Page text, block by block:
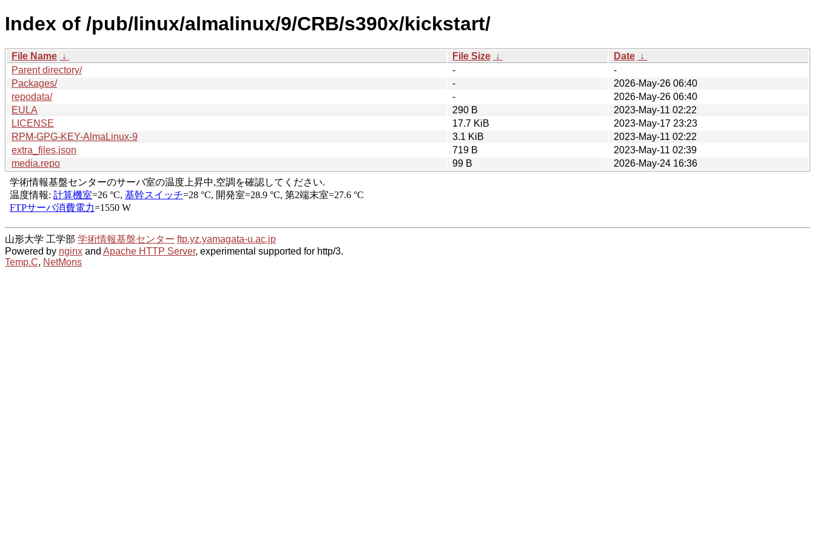
Index of /pub/linux/almalinux/9/CRB/s390x/kickstart/
File Name ↓ File Size ↓ Date ↓
Parent directory/
-
-
Packages/
-
2026-May-26 06:40
repodata/
-
2026-May-26 06:40
EULA
290 B
2023-May-11 02:22
LICENSE
17.7 KiB
2023-May-17 23:23
RPM-GPG-KEY-AlmaLinux-9
3.1 KiB
2023-May-11 02:22
extra_files.json
719 B
2023-May-11 02:39
media.repo
99 B 2026-May-24 16:36
山形大学 工学部 学術情報基盤センター ftp.yz.yamagata-u.ac.jp
Powered by nginx and Apache HTTP Server, experimental supported for http/3.
Temp.C, NetMons